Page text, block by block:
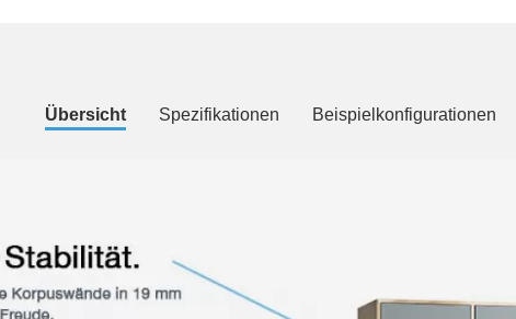
Übersicht Spezifikationen Beispielkonfigurationen